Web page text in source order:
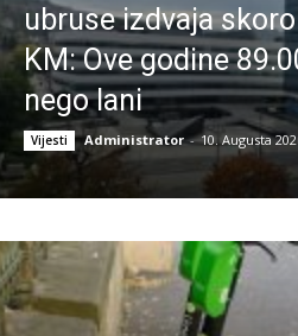
ubruse izdvaja
KM: Ove godine
nego lani
Vijesti Administrator - 10. Augusta